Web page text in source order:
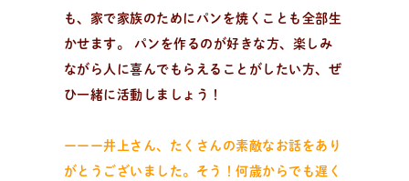
も、家で家族のためにパンを焼くことも全部生
かせます。 パンを作るのが好きな方、楽しみ
ながら人に喜んでもらえることがしたい方、ぜ
ひ一緒に活動しましょう！
ーーー井上さん、たくさんの素敵なお話をあり
がとうございました。そう！何歳からでも遅く